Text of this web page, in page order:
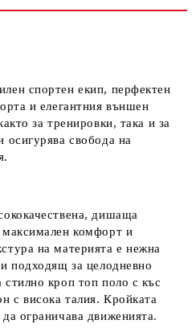
спортен екип, перфектен
и елегантния външен
за тренировки, така и за
осигурява свобода на
дишаща
максимален комфорт и
на материята е нежна
подходящ за целодневно
кроп топ поло с къс
с висока талия. Кройката
ограничава движенията.